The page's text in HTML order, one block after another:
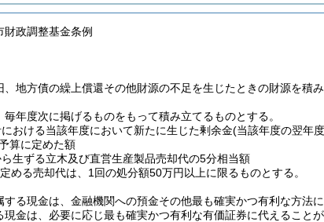
財政調整基金条例
、地方債の繰上償還その他財源の不足を生じたときの財源を積
毎年度次に掲げるものをもって積み立てるものとする。
おける当該年度において新たに生じた剰余金(当該年度の翌年
算に定めた額
生ずる立木及び直営生産製品売却代の5分相当額
める売却代は、1回の処分額50万円以上に限るものとする。
する現金は、金融機関への預金その他最も確実かつ有利な方法
現金は、必要に応じ最も確実かつ有利な有価証券に代えることが